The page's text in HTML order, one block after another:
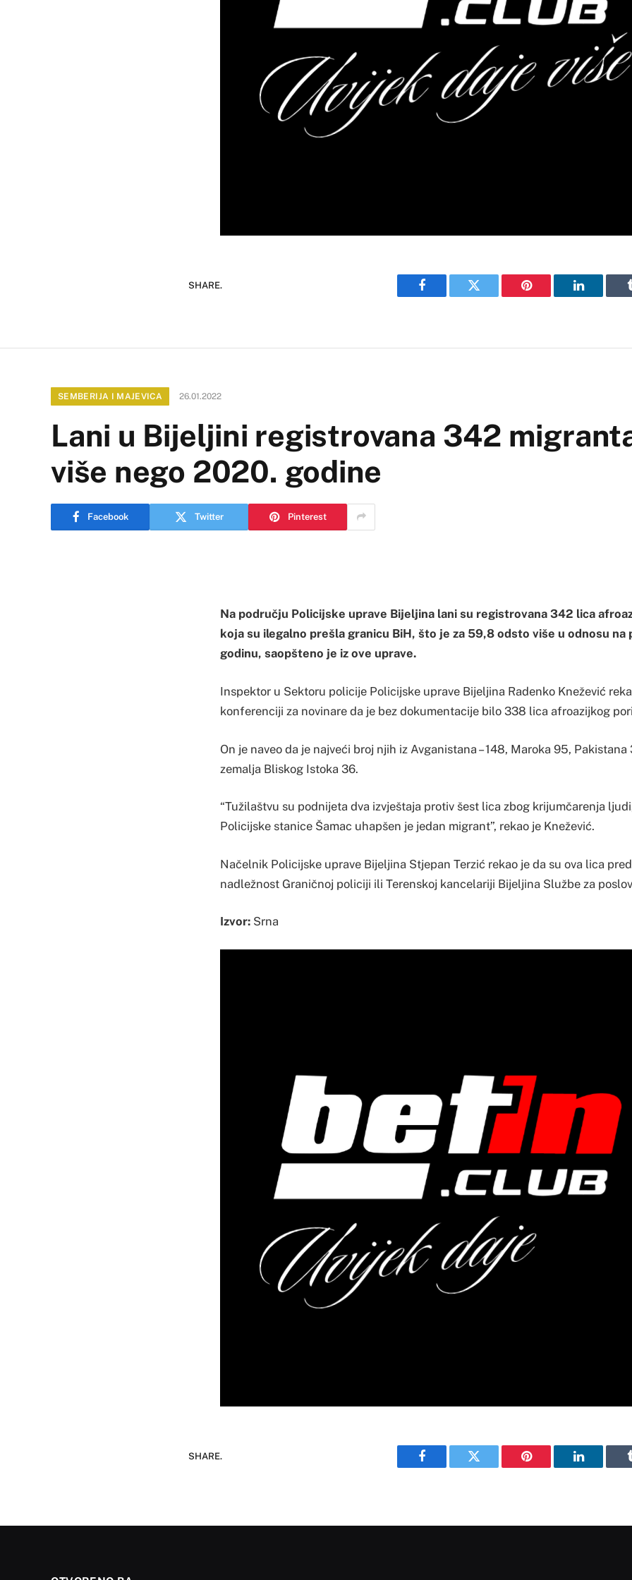
SHARE.
Facebook Twitter Pinterest LinkedIn
SEMBERIJA I MAJEVICA 26.01.2022
Lani u Bijeljini registrovana 342
više nego 2020. godine
Facebook Twitter Pinterest
Na području Policijske uprave Bijeljina lani su registrovana 342 lica
koja su ilegalno prešla granicu BiH, što je za 59,8 odsto više u odnosu na
godinu, saopšteno je iz ove uprave.
Inspektor u Sektoru policije Policijske uprave Bijeljina Radenko Knežević
konferenciji za novinare da je bez dokumentacije bilo 338 lica afroazijkog
On je naveo da je najveći broj njih iz Avganistana – 148, Maroka 95, Pakistana
zemalja Bliskog Istoka 36.
“Tužilaštvu su podnijeta dva izvještaja protiv šest lica zbog krijumčarenja
Policijske stanice Šamac uhapšen je jedan migrant”, rekao je Knežević.
Načelnik Policijske uprave Bijeljina Stjepan Terzić rekao je da su ova lica
nadležnost Graničnoj policiji ili Terenskoj kancelariji Bijeljina Službe za
Izvor: Srna
SHARE.
Facebook Twitter Pinterest LinkedIn